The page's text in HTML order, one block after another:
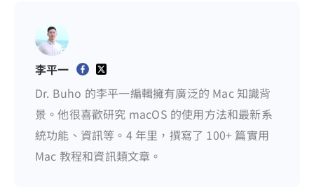
李平一
Dr. Buho 的李平一編輯擁有廣泛的 Mac 知識背
景。他很喜歡研究 macOS 的使用方法和最新系
統功能、資訊等。4 年里，撰寫了 100+ 篇實用
Mac 教程和資訊類文章。